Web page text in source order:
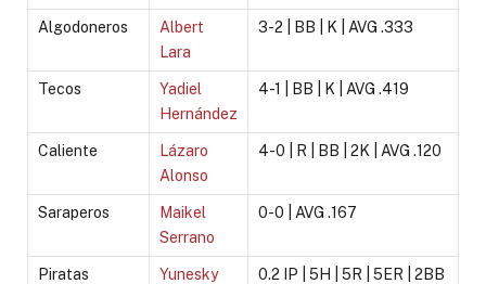
Algodoneros
Albert
Lara
3-2 | BB | K | AVG .333
Tecos
Yadiel
Hernández
4-1 | BB | K | AVG .419
Caliente
Lázaro
Alonso
4-0 | R | BB | 2K | AVG .120
Saraperos
Maikel
Serrano
0-0 | AVG .167
Piratas
Yunesky
0.2 IP | 5H | 5R | 5ER | 2BB